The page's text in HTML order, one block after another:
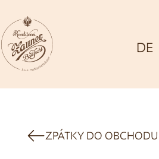
DE
ZPÁTKY DO OBCHODU